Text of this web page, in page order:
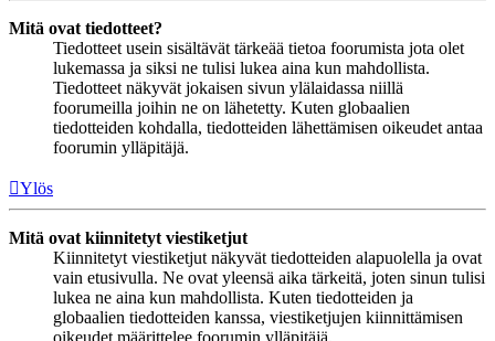
Mitä ovat tiedotteet?
Tiedotteet usein sisältävät tärkeää tietoa foorumista jota olet
lukemassa ja siksi ne tulisi lukea aina kun mahdollista.
Tiedotteet näkyvät jokaisen sivun ylälaidassa niillä
foorumeilla joihin ne on lähetetty. Kuten globaalien
tiedotteiden kohdalla, tiedotteiden lähettämisen oikeudet antaa
foorumin ylläpitäjä.
Ylös
Mitä ovat kiinnitetyt viestiketjut
Kiinnitetyt viestiketjut näkyvät tiedotteiden alapuolella ja ovat
vain etusivulla. Ne ovat yleensä aika tärkeitä, joten sinun tulisi
lukea ne aina kun mahdollista. Kuten tiedotteiden ja
globaalien tiedotteiden kanssa, viestiketjujen kiinnittämisen
oikeudet määrittelee foorumin ylläpitäjä.